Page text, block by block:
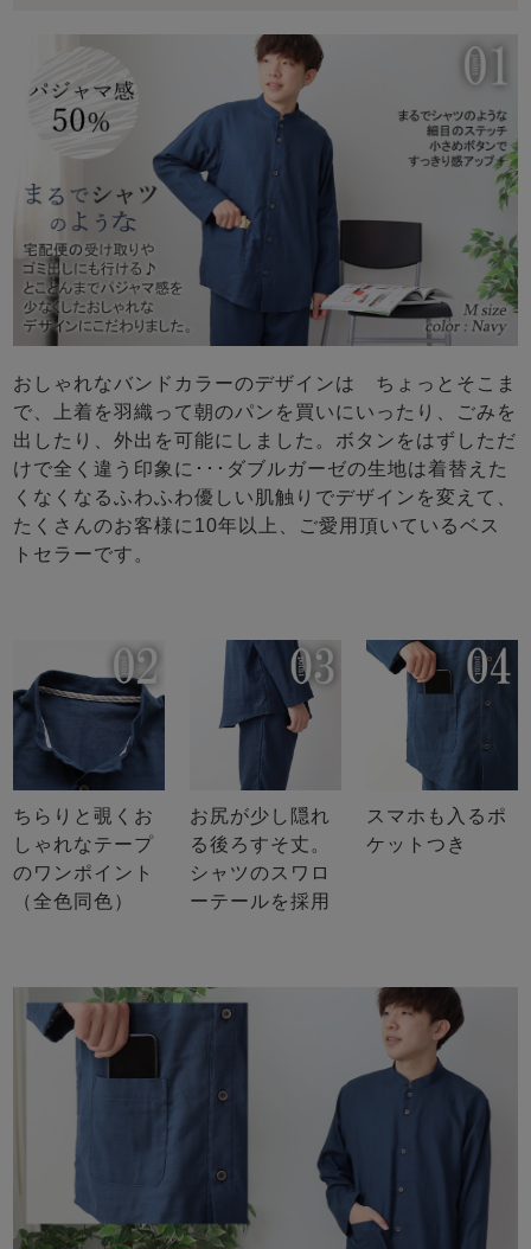
おしゃれなバンドカラーのデザインは ちょっとそこま
で、上着を羽織って朝のパンを買いにいったり、ごみを
出したり、外出を可能にしました。ボタンをはずしただ
けで全く違う印象に･･･ダブルガーゼの生地は着替えた
くなくなるふわふわ優しい肌触りでデザインを変えて、
たくさんのお客様に10年以上、ご愛用頂いているベス
トセラーです。
ちらりと覗くお
しゃれなテープ
のワンポイント
（全色同色）
お尻が少し隠れ
る後ろすそ丈。
シャツのスワロ
ーテールを採用
スマホも入るポ
ケットつき